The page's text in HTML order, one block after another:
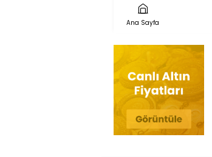
Ana Sayfa